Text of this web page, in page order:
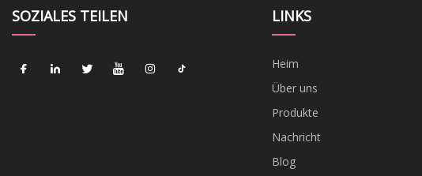
SOZIALES TEILEN LINKS
Heim
Über uns
Produkte
Nachricht
Blog